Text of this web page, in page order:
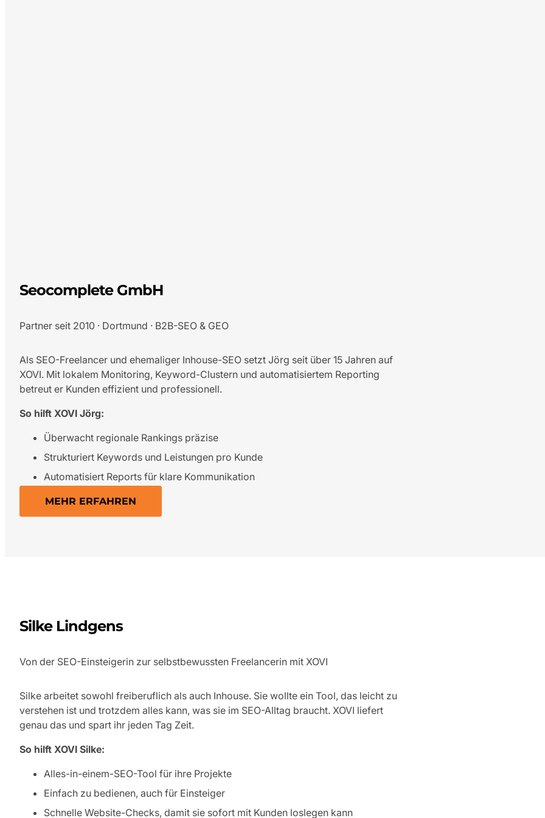
Seocomplete GmbH
Partner seit 2010 · Dortmund · B2B-SEO & GEO
Als SEO-Freelancer und ehemaliger Inhouse-SEO setzt Jörg seit über 15 Jahren auf
XOVI. Mit lokalem Monitoring, Keyword-Clustern und automatisiertem Reporting
betreut er Kunden effizient und professionell.
So hilft XOVI Jörg:
Überwacht regionale Rankings präzise
Strukturiert Keywords und Leistungen pro Kunde
Automatisiert Reports für klare Kommunikation
MEHR ERFAHREN
Silke Lindgens
Von der SEO-Einsteigerin zur selbstbewussten Freelancerin mit XOVI
Silke arbeitet sowohl freiberuflich als auch Inhouse. Sie wollte ein Tool, das leicht zu
verstehen ist und trotzdem alles kann, was sie im SEO-Alltag braucht. XOVI liefert
genau das und spart ihr jeden Tag Zeit.
So hilft XOVI Silke:
Alles-in-einem-SEO-Tool für ihre Projekte
Einfach zu bedienen, auch für Einsteiger
Schnelle Website-Checks, damit sie sofort mit Kunden loslegen kann